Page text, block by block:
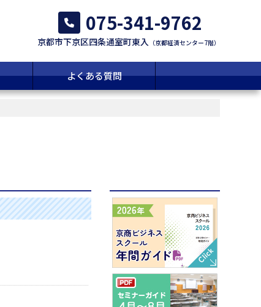
075-341-9762
京都市下京区四条通室町東入 （京都経済センター7階）
よくある質問